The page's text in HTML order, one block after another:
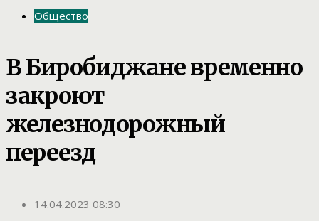
Общество
В Биробиджане временно
закроют
железнодорожный
переезд
14.04.2023 08:30